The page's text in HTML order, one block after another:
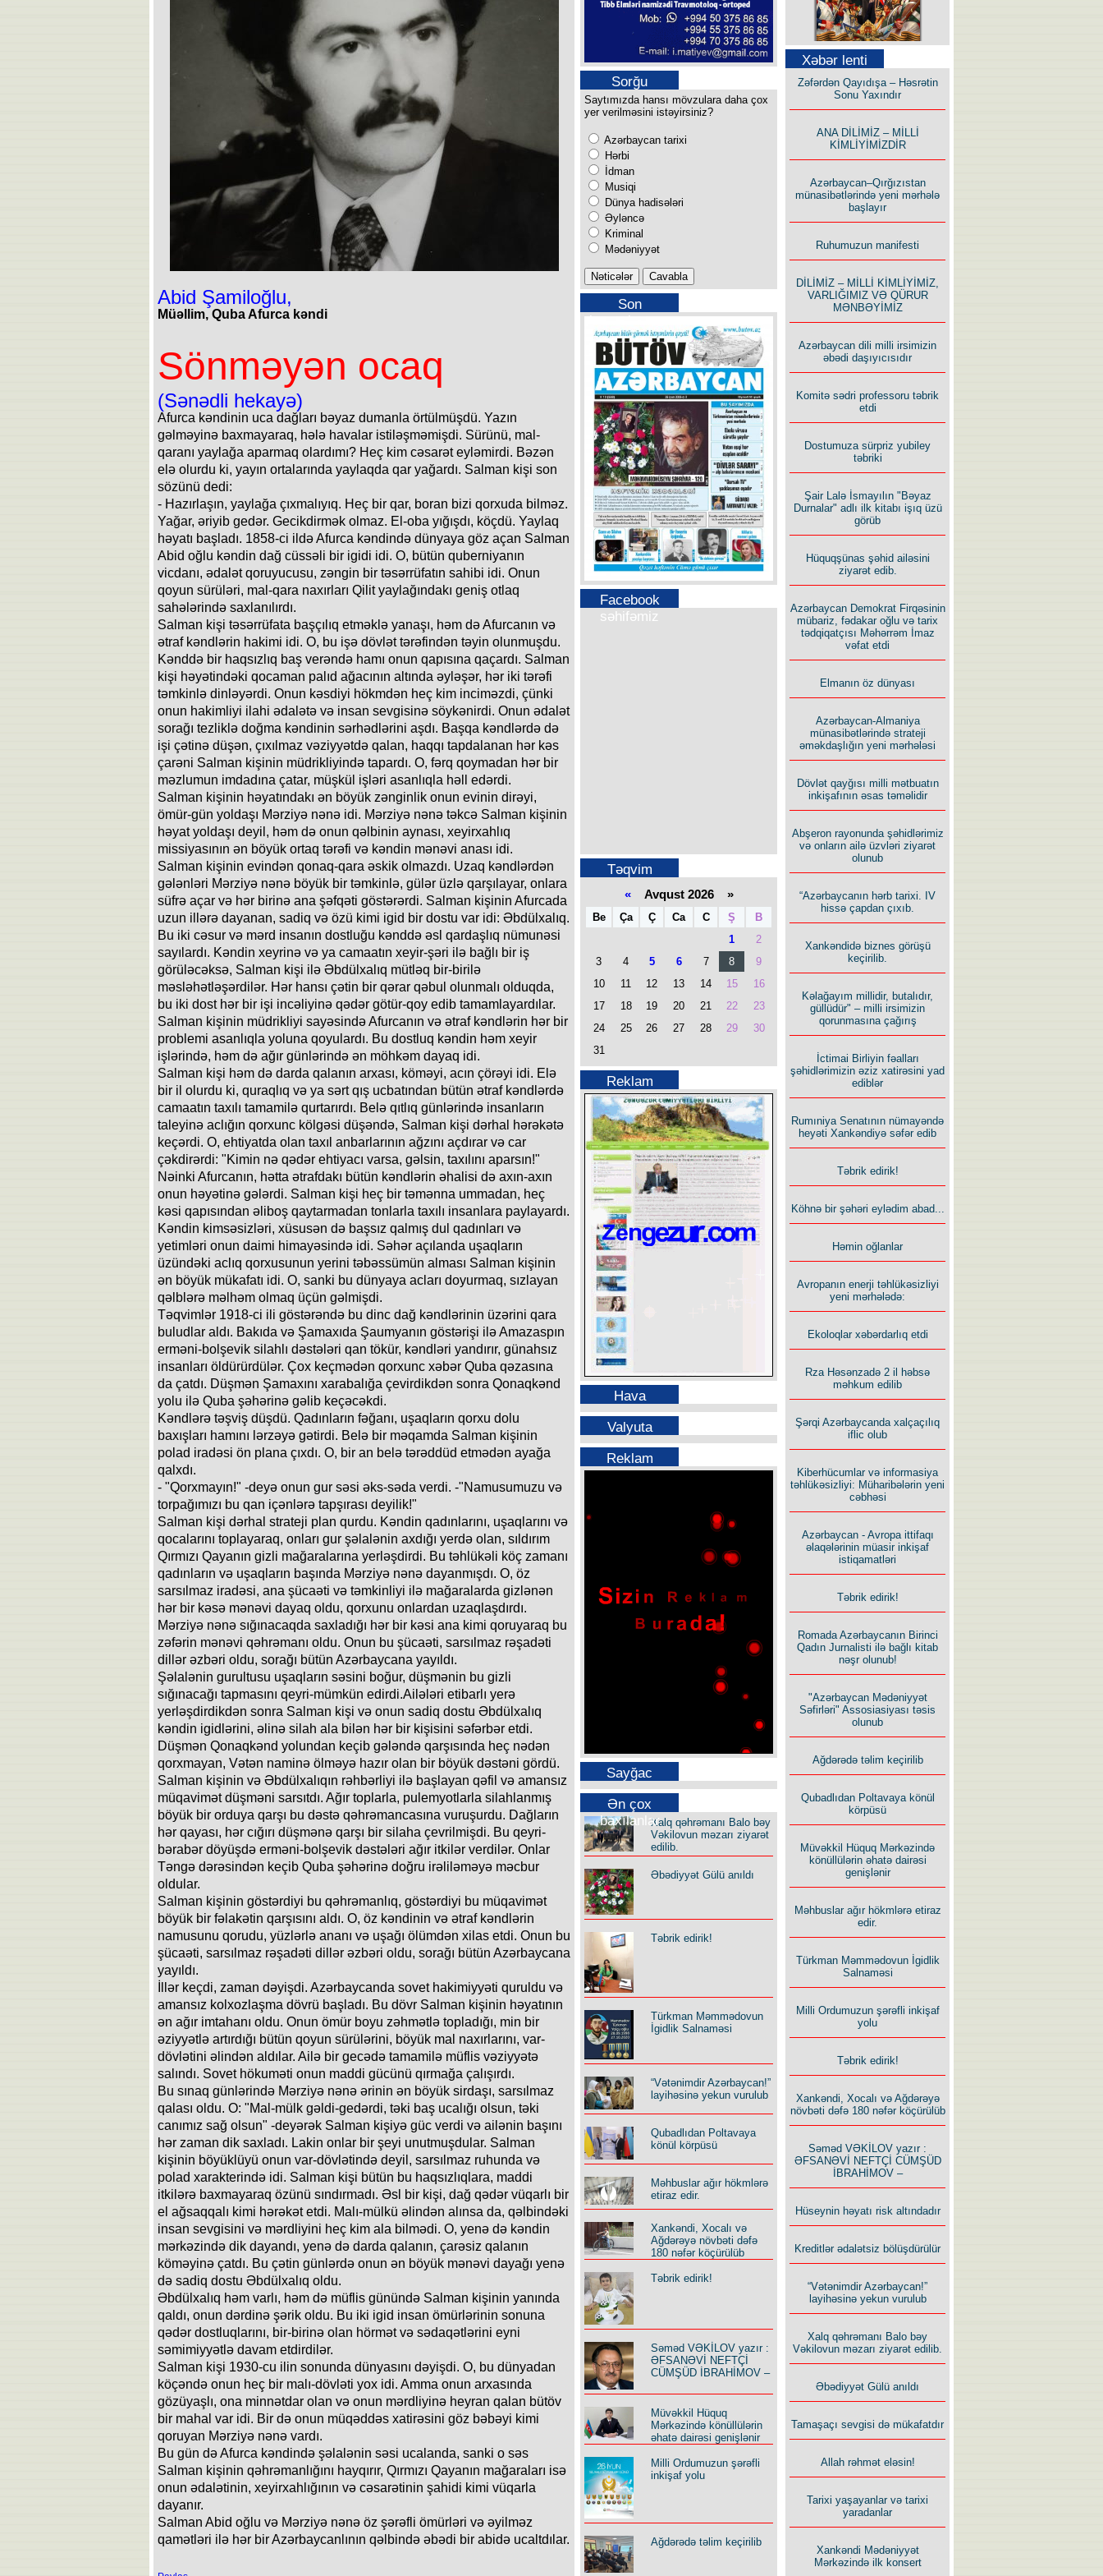
Abid Şamiloğlu,
Müəllim, Quba Afurca kəndi
Sönməyən ocaq
(Sənədli hekayə)
Afurca kəndinin uca dağları bəyaz dumanla örtülmüşdü. Yazın
gəlməyinə baxmayaraq, hələ havalar istiləşməmişdi. Sürünü, mal-
qaranı yaylağa aparmaq olardımı? Heç kim cəsarət eyləmirdi. Bəzən
elə olurdu ki, yayın ortalarında yaylaqda qar yağardı. Salman kişi son
sözünü dedi:
- Hazırlaşın, yaylağa çıxmalıyıq. Heç bir qar, boran bizi qorxuda bilməz.
Yağar, əriyib gedər. Gecikdirmək olmaz. El-oba yığışdı, köçdü. Yaylaq
həyatı başladı. 1858-ci ildə Afurca kəndində dünyaya göz açan Salman
Abid oğlu kəndin dağ cüssəli bir igidi idi. O, bütün quberniyanın
vicdanı, ədalət qoruyucusu, zəngin bir təsərrüfatın sahibi idi. Onun
qoyun sürüləri, mal-qara naxırları Qilit yaylağındakı geniş otlaq
sahələrində saxlanılırdı.
Salman kişi təsərrüfata başçılıq etməklə yanaşı, həm də Afurcanın və
ətraf kəndlərin hakimi idi. O, bu işə dövlət tərəfindən təyin olunmuşdu.
Kənddə bir haqsızlıq baş verəndə hamı onun qapısına qaçardı. Salman
kişi həyətindəki qocaman palıd ağacının altında əyləşər, hər iki tərəfi
təmkinlə dinləyərdi. Onun kəsdiyi hökmdən heç kim inciməzdi, çünki
onun hakimliyi ilahi ədalətə və insan sevgisinə söykənirdi. Onun ədalət
sorağı tezliklə doğma kəndinin sərhədlərini aşdı. Başqa kəndlərdə də
işi çətinə düşən, çıxılmaz vəziyyətdə qalan, haqqı tapdalanan hər kəs
çarəni Salman kişinin müdrikliyində tapardı. O, fərq qoymadan hər bir
məzlumun imdadına çatar, müşkül işləri asanlıqla həll edərdi.
Salman kişinin həyatındakı ən böyük zənginlik onun evinin dirəyi,
ömür-gün yoldaşı Mərziyə nənə idi. Mərziyə nənə təkcə Salman kişinin
həyat yoldaşı deyil, həm də onun qəlbinin aynası, xeyirxahlıq
missiyasının ən böyük ortaq tərəfi və kəndin mənəvi anası idi.
Salman kişinin evindən qonaq-qara əskik olmazdı. Uzaq kəndlərdən
gələnləri Mərziyə nənə böyük bir təmkinlə, gülər üzlə qarşılayar, onlara
süfrə açar və hər birinə ana şəfqəti göstərərdi. Salman kişinin Afurcada
uzun illərə dayanan, sadiq və özü kimi igid bir dostu var idi: Əbdülxalıq.
Bu iki cəsur və mərd insanın dostluğu kənddə əsl qardaşlıq nümunəsi
sayılardı. Kəndin xeyrinə və ya camaatın xeyir-şəri ilə bağlı bir iş
görüləcəksə, Salman kişi ilə Əbdülxalıq mütləq bir-birilə
məsləhətləşərdilər. Hər hansı çətin bir qərar qəbul olunmalı olduqda,
bu iki dost hər bir işi incəliyinə qədər götür-qoy edib tamamlayardılar.
Salman kişinin müdrikliyi sayəsində Afurcanın və ətraf kəndlərin hər bir
problemi asanlıqla yoluna qoyulardı. Bu dostluq kəndin həm xeyir
işlərində, həm də ağır günlərində ən möhkəm dayaq idi.
Salman kişi həm də darda qalanın arxası, köməyi, acın çörəyi idi. Elə
bir il olurdu ki, quraqlıq və ya sərt qış ucbatından bütün ətraf kəndlərdə
camaatın taxılı tamamilə qurtarırdı. Belə qıtlıq günlərində insanların
taleyinə aclığın qorxunc kölgəsi düşəndə, Salman kişi dərhal hərəkətə
keçərdi. O, ehtiyatda olan taxıl anbarlarının ağzını açdırar və car
çəkdirərdi: "Kimin nə qədər ehtiyacı varsa, gəlsin, taxılını aparsın!"
Nəinki Afurcanın, hətta ətrafdakı bütün kəndlərin əhalisi də axın-axın
onun həyətinə gələrdi. Salman kişi heç bir təmənna ummadan, heç
kəsi qapısından əliboş qaytarmadan tonlarla taxılı insanlara paylayardı.
Kəndin kimsəsizləri, xüsusən də başsız qalmış dul qadınları və
yetimləri onun daimi himayəsində idi. Səhər açılanda uşaqların
üzündəki aclıq qorxusunun yerini təbəssümün alması Salman kişinin
ən böyük mükafatı idi. O, sanki bu dünyaya acları doyurmaq, sızlayan
qəlblərə məlhəm olmaq üçün gəlmişdi.
Təqvimlər 1918-ci ili göstərəndə bu dinc dağ kəndlərinin üzərini qara
buludlar aldı. Bakıda və Şamaxıda Şaumyanın göstərişi ilə Amazaspın
erməni-bolşevik silahlı dəstələri qan tökür, kəndləri yandırır, günahsız
insanları öldürürdülər. Çox keçmədən qorxunc xəbər Quba qəzasına
da çatdı. Düşmən Şamaxını xarabalığa çevirdikdən sonra Qonaqkənd
yolu ilə Quba şəhərinə gəlib keçəcəkdi.
Kəndlərə təşviş düşdü. Qadınların fəğanı, uşaqların qorxu dolu
baxışları hamını lərzəyə gətirdi. Belə bir məqamda Salman kişinin
polad iradəsi ön plana çıxdı. O, bir an belə tərəddüd etmədən ayağa
qalxdı.
- "Qorxmayın!" -deyə onun gur səsi əks-səda verdi. -"Namusumuzu və
torpağımızı bu qan içənlərə tapşırası deyilik!"
Salman kişi dərhal strateji plan qurdu. Kəndin qadınlarını, uşaqlarını və
qocalarını toplayaraq, onları gur şəlalənin axdığı yerdə olan, sıldırım
Qırmızı Qayanın gizli mağaralarına yerləşdirdi. Bu təhlükəli köç zamanı
qadınların və uşaqların başında Mərziyə nənə dayanmışdı. O, öz
sarsılmaz iradəsi, ana şücaəti və təmkinliyi ilə mağaralarda gizlənən
hər bir kəsə mənəvi dayaq oldu, qorxunu onlardan uzaqlaşdırdı.
Mərziyə nənə sığınacaqda saxladığı hər bir kəsi ana kimi qoruyaraq bu
zəfərin mənəvi qəhrəmanı oldu. Onun bu şücaəti, sarsılmaz rəşadəti
dillər əzbəri oldu, sorağı bütün Azərbaycana yayıldı.
Şəlalənin gurultusu uşaqların səsini boğur, düşmənin bu gizli
sığınacağı tapmasını qeyri-mümkün edirdi.Ailələri etibarlı yerə
yerləşdirdikdən sonra Salman kişi və onun sadiq dostu Əbdülxalıq
kəndin igidlərini, əlinə silah ala bilən hər bir kişisini səfərbər etdi.
Düşmən Qonaqkənd yolundan keçib gələndə qarşısında heç nədən
qorxmayan, Vətən naminə ölməyə hazır olan bir böyük dəstəni gördü.
Salman kişinin və Əbdülxalıqın rəhbərliyi ilə başlayan qəfil və amansız
müqavimət düşməni sarsıtdı. Ağır toplarla, pulemyotlarla silahlanmış
böyük bir orduya qarşı bu dəstə qəhrəmancasına vuruşurdu. Dağların
hər qayası, hər cığırı düşmənə qarşı bir silaha çevrilmişdi. Bu qeyri-
bərabər döyüşdə erməni-bolşevik dəstələri ağır itkilər verdilər. Onlar
Təngə dərəsindən keçib Quba şəhərinə doğru irəliləməyə məcbur
oldular.
Salman kişinin göstərdiyi bu qəhrəmanlıq, göstərdiyi bu müqavimət
böyük bir fəlakətin qarşısını aldı. O, öz kəndinin və ətraf kəndlərin
namusunu qorudu, yüzlərlə ananı və uşağı ölümdən xilas etdi. Onun bu
şücaəti, sarsılmaz rəşadəti dillər əzbəri oldu, sorağı bütün Azərbaycana
yayıldı.
İllər keçdi, zaman dəyişdi. Azərbaycanda sovet hakimiyyəti quruldu və
amansız kolxozlaşma dövrü başladı. Bu dövr Salman kişinin həyatının
ən ağır imtahanı oldu. Onun ömür boyu zəhmətlə topladığı, min bir
əziyyətlə artırdığı bütün qoyun sürülərini, böyük mal naxırlarını, var-
dövlətini əlindən aldılar. Ailə bir gecədə tamamilə müflis vəziyyətə
salındı. Sovet hökuməti onun maddi gücünü qırmağa çalışırdı.
Bu sınaq günlərində Mərziyə nənə ərinin ən böyük sirdaşı, sarsılmaz
qalası oldu. O: "Mal-mülk gəldi-gedərdi, təki baş ucalığı olsun, təki
canımız sağ olsun" -deyərək Salman kişiyə güc verdi və ailənin başını
hər zaman dik saxladı. Lakin onlar bir şeyi unutmuşdular. Salman
kişinin böyüklüyü onun var-dövlətində deyil, sarsılmaz ruhunda və
polad xarakterində idi. Salman kişi bütün bu haqsızlıqlara, maddi
itkilərə baxmayaraq özünü sındırmadı. Əsl bir kişi, dağ qədər vüqarlı bir
el ağsaqqalı kimi hərəkət etdi. Malı-mülkü əlindən alınsa da, qəlbindəki
insan sevgisini və mərdliyini heç kim ala bilmədi. O, yenə də kəndin
mərkəzində dik dayandı, yenə də darda qalanın, çarəsiz qalanın
köməyinə çatdı. Bu çətin günlərdə onun ən böyük mənəvi dayağı yenə
də sadiq dostu Əbdülxalıq oldu.
Əbdülxalıq həm varlı, həm də müflis günündə Salman kişinin yanında
qaldı, onun dərdinə şərik oldu. Bu iki igid insan ömürlərinin sonuna
qədər dostluqlarını, bir-birinə olan hörmət və sədaqətlərini eyni
səmimiyyətlə davam etdirdilər.
Salman kişi 1930-cu ilin sonunda dünyasını dəyişdi. O, bu dünyadan
köçəndə onun heç bir malı-dövləti yox idi. Amma onun arxasında
gözüyaşlı, ona minnətdar olan və onun mərdliyinə heyran qalan bütöv
bir mahal var idi. Bir də onun müqəddəs xatirəsini göz bəbəyi kimi
qoruyan Mərziyə nənə vardı.
Bu gün də Afurca kəndində şəlalənin səsi ucalanda, sanki o səs
Salman kişinin qəhrəmanlığını hayqırır, Qırmızı Qayanın mağaraları isə
onun ədalətinin, xeyirxahlığının və cəsarətinin şahidi kimi vüqarla
dayanır.
Salman Abid oğlu və Mərziyə nənə öz şərəfli ömürləri və əyilməz
qamətləri ilə hər bir Azərbaycanlının qəlbində əbədi bir abidə ucaltdılar.
Sorğu
Saytımızda hansı mövzulara daha çox
yer verilməsini istəyirsiniz?
Azərbaycan tarixi
Hərbi
İdman
Musiqi
Dünya hadisələri
Əyləncə
Kriminal
Mədəniyyət
Son
buraxılışımız
Facebook
səhifəmiz
Təqvim
«Avqust 2026 »
Be Ça Ç Ca C Ş
B
1
2
3
4 5 6 7 8
9
10
11 12 13 14 15
16
17
18 19 20 21 22
23
24
25 26 27 28 29
30
31
Reklam
Hava
Valyuta
Reklam
Sayğac
Ən çox
baxılanlarXalq qəhrəmanı Balo bəy
Vəkilovun məzarı ziyarət
edilib.
Əbədiyyət Gülü anıldı
Təbrik edirik!
Türkman Məmmədovun
İgidlik Salnaməsi
“Vətənimdir Azərbaycan!”
layihəsinə yekun vurulub
Qubadlıdan Poltavaya
könül körpüsü
Məhbuslar ağır hökmlərə
etiraz edir.
Xankəndi, Xocalı və
Ağdərəyə növbəti dəfə
180 nəfər köçürülüb
Təbrik edirik!
Səməd VƏKİLOV yazır :
ƏFSANƏVİ NEFTÇİ
CÜMŞÜD İBRAHİMOV –
Müvəkkil Hüquq
Mərkəzində könüllülərin
əhatə dairəsi genişlənir
Milli Ordumuzun şərəfli
inkişaf yolu
Ağdərədə təlim keçirilib
Səfər Alışarlı yazır
Uzun yolun Yolçusu
Rusiyanın süqutunu qaçılmaz
edən beş şərt
Xəbər lenti
Zəfərdən Qayıdışa – Həsrətin
Sonu Yaxındır
ANA DİLİMİZ – MİLLİ
KİMLİYİMİZDİR
Azərbaycan–Qırğızıstan
münasibətlərində yeni mərhələ
başlayır
Ruhumuzun manifesti
DİLİMİZ – MİLLİ KİMLİYİMİZ,
VARLIĞIMIZ VƏ QÜRUR
MƏNBƏYİMİZ
Azərbaycan dili milli irsimizin
əbədi daşıyıcısıdır
Komitə sədri professoru təbrik
etdi
Dostumuza sürpriz yubiley
təbriki
Şair Lalə İsmayılın "Bəyaz
Durnalar" adlı ilk kitabı işıq üzü
görüb
Hüquqşünas şəhid ailəsini
ziyarət edib.
Azərbaycan Demokrat Firqəsinin
mübariz, fədakar oğlu və tarix
tədqiqatçısı Məhərrəm İmaz
vəfat etdi
Elmanın öz dünyası
Azərbaycan-Almaniya
münasibətlərində strateji
əməkdaşlığın yeni mərhələsi
Dövlət qayğısı milli mətbuatın
inkişafının əsas təməlidir
Abşeron rayonunda şəhidlərimiz
və onların ailə üzvləri ziyarət
olunub
“Azərbaycanın hərb tarixi. IV
hissə çapdan çıxıb.
Xankəndidə biznes görüşü
keçirilib.
Kəlağayım millidir, butalıdır,
güllüdür" – milli irsimizin
qorunmasına çağırış
İctimai Birliyin fəalları
şəhidlərimizin əziz xatirəsini yad
ediblər
Rumıniya Senatının nümayəndə
heyəti Xankəndiyə səfər edib
Təbrik edirik!
Köhnə bir şəhəri eylədim abad...
Həmin oğlanlar
Avropanın enerji təhlükəsizliyi
yeni mərhələdə:
Ekoloqlar xəbərdarlıq etdi
Rza Həsənzadə 2 il həbsə
məhkum edilib
Şərqi Azərbaycanda xalçaçılıq
iflic olub
Kiberhücumlar və informasiya
təhlükəsizliyi: Müharibələrin yeni
cəbhəsi
Azərbaycan - Avropa ittifaqı
əlaqələrinin müasir inkişaf
istiqamatləri
Təbrik edirik!
Romada Azərbaycanın Birinci
Qadın Jurnalisti ilə bağlı kitab
nəşr olunub!
"Azərbaycan Mədəniyyət
Səfirləri" Assosiasiyası təsis
olunub
Ağdərədə təlim keçirilib
Qubadlıdan Poltavaya könül
körpüsü
Müvəkkil Hüquq Mərkəzində
könüllülərin əhatə dairəsi
genişlənir
Məhbuslar ağır hökmlərə etiraz
edir.
Türkman Məmmədovun İgidlik
Salnaməsi
Milli Ordumuzun şərəfli inkişaf
yolu
Təbrik edirik!
Xankəndi, Xocalı və Ağdərəyə
növbəti dəfə 180 nəfər köçürülüb
Səməd VƏKİLOV yazır :
ƏFSANƏVİ NEFTÇİ CÜMŞÜD
İBRAHİMOV –
Hüseynin həyatı risk altındadır
Kreditlər ədalətsiz bölüşdürülür
“Vətənimdir Azərbaycan!”
layihəsinə yekun vurulub
Xalq qəhrəmanı Balo bəy
Vəkilovun məzarı ziyarət edilib.
Əbədiyyət Gülü anıldı
Tamaşaçı sevgisi də mükafatdır
Allah rəhmət eləsin!
Tarixi yaşayanlar və tarixi
yaradanlar
Xankəndi Mədəniyyət
Mərkəzində ilk konsert